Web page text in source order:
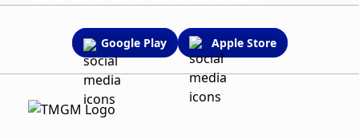
Google Play Apple Store